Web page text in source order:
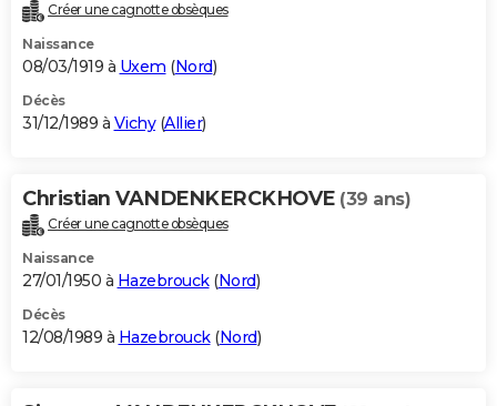
Créer une cagnotte obsèques
Naissance
08/03/1919 à Uxem (Nord)
Décès
31/12/1989 à Vichy(Allier)
Christian VANDENKERCKHOVE (39 ans)
Créer une cagnotte obsèques
Naissance
27/01/1950 à Hazebrouck(Nord)
Décès
12/08/1989 à Hazebrouck(Nord)